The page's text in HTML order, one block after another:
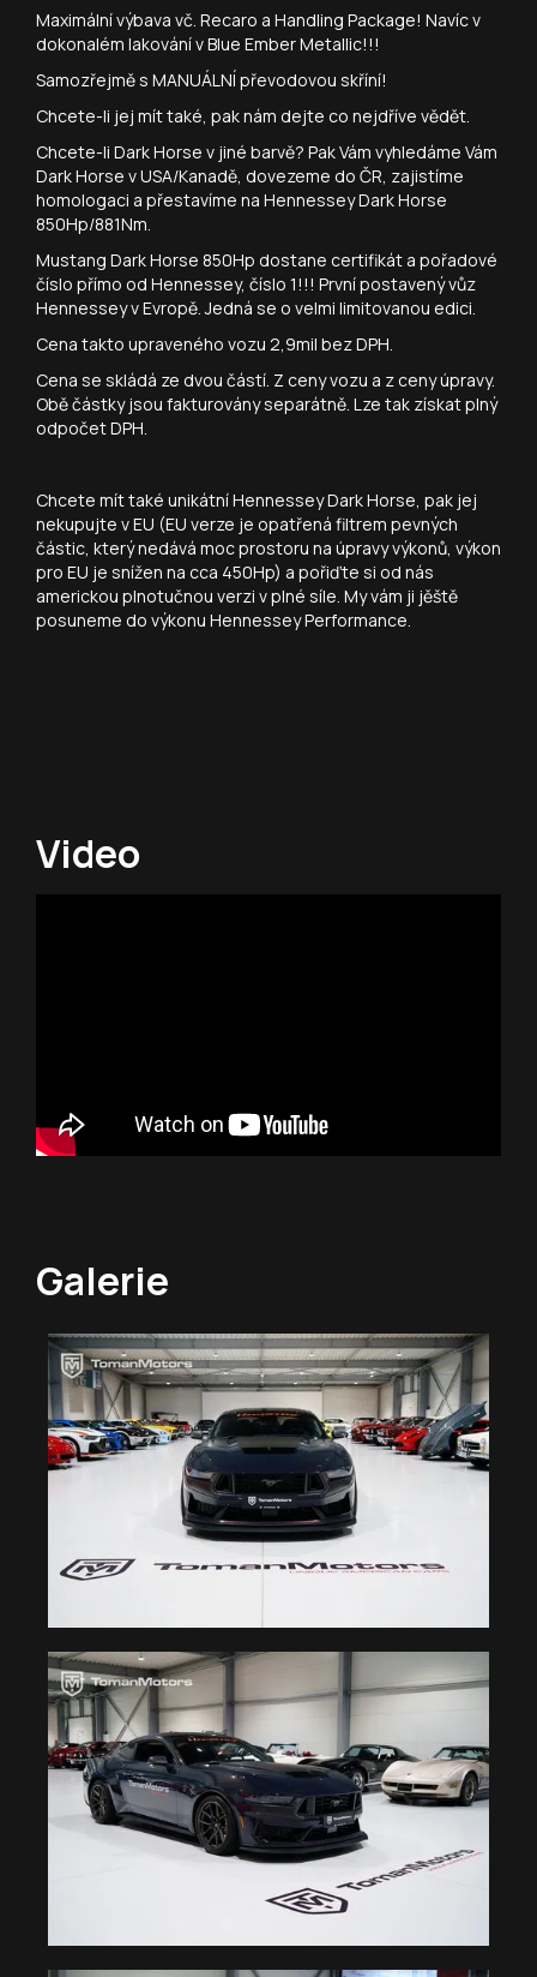
Maximální výbava vč. Recaro a Handling Package! Navíc v
dokonalém lakování v Blue Ember Metallic!!!
Samozřejmě s MANUÁLNÍ převodovou skříní!
Chcete-li jej mít také, pak nám dejte co nejdříve vědět.
Chcete-li Dark Horse v jiné barvě? Pak Vám vyhledáme Vám
Dark Horse v USA/Kanadě, dovezeme do ČR, zajistíme
homologaci a přestavíme na Hennessey Dark Horse
850Hp/881Nm.
Mustang Dark Horse 850Hp dostane certifikát a pořadové
číslo přímo od Hennessey, číslo 1!!! První postavený vůz
Hennessey v Evropě. Jedná se o velmi limitovanou edici.
Cena takto upraveného vozu 2,9mil bez DPH.
Cena se skládá ze dvou částí. Z ceny vozu a z ceny úpravy.
Obě částky jsou fakturovány separátně. Lze tak získat plný
odpočet DPH.
Chcete mít také unikátní Hennessey Dark Horse, pak jej
nekupujte v EU (EU verze je opatřená filtrem pevných
částic, který nedává moc prostoru na úpravy výkonů, výkon
pro EU je snížen na cca 450Hp) a pořiďte si od nás
americkou plnotučnou verzi v plné síle. My vám ji jěště
posuneme do výkonu Hennessey Performance.
Video
Galerie